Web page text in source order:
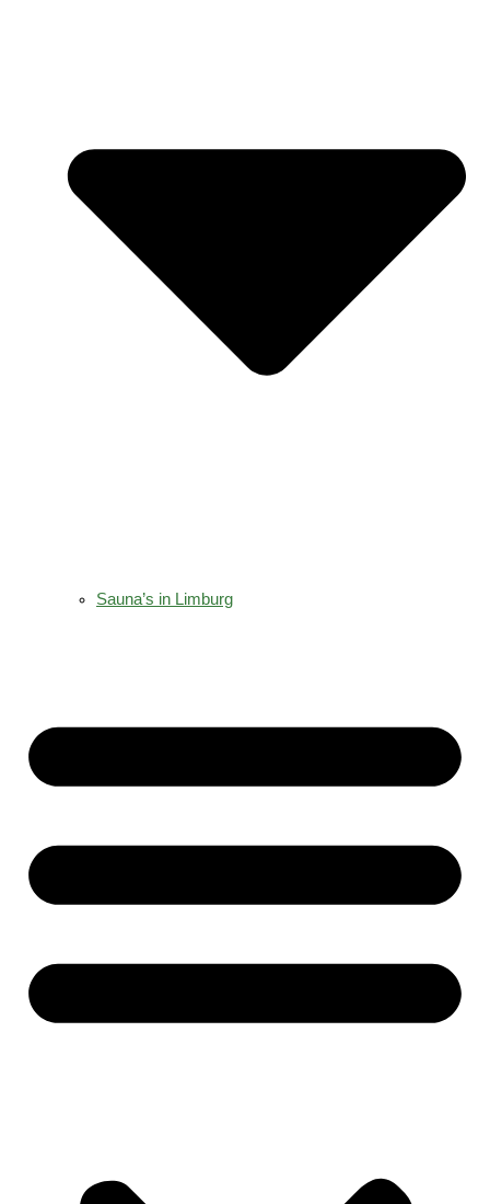
Sauna’s in Limburg